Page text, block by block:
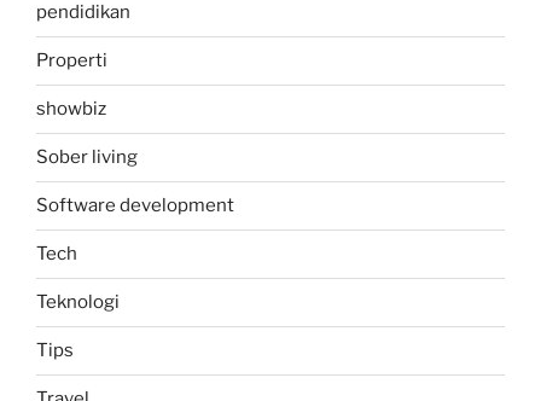
pendidikan
Properti
showbiz
Sober living
Software development
Tech
Teknologi
Tips